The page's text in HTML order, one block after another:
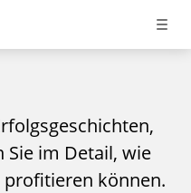
im Detail, wie
können.